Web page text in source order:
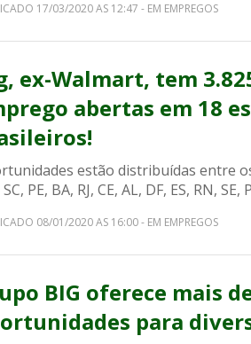
17/03/2020 AS 12:47 - EM EMPREGOS
ex-Walmart, tem
abertas em 18
estão distribuídas entre os
PE, BA, RJ, CE, AL, DF, ES, RN, SE,
08/01/2020 AS 16:00 - EM EMPREGOS
BIG oferece mais
para